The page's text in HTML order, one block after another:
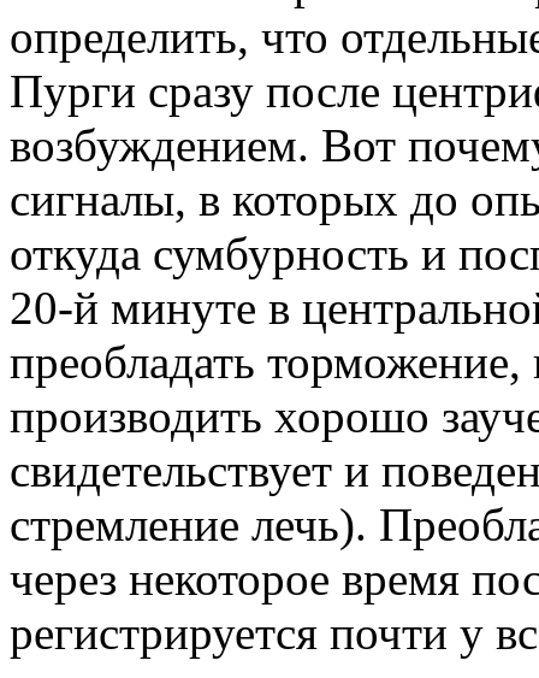
определить, что
Пурги сразу после
возбуждением. Вот
сигналы, в которых до
откуда сумбурность и
20-й минуте в
преобладать торможение,
производить хорошо
свидетельствует и
стремление лечь).
через некоторое время
регистрируется почти у